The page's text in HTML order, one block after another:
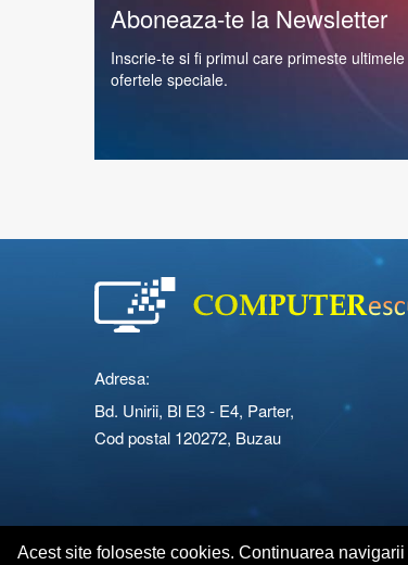
Acest site foloseste cookies. Continuarea
Aboneaza-te la Newsletter
Inscrie-te si fi primul care primeste
ofertele speciale.
Adresa:
Bd. Unirii, Bl E3 - E4, Parter,
Cod postal 120272, Buzau
Copyright © 2026 Computerescu.ro. All rights